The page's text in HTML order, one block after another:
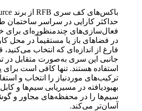
حداکثر کارایی در سراسر ساختمان
فعال‌سازی‌های چندمنظوره‌ای برای
در فضاهای باز یا مستقیماً در محل
فارغ از اندازه‌ای که انتخاب
جانبی این سری به‌صورت متقابل در
استفاده هستند. تنها کافی است برای
ترکیب‌های موردنیاز را انتخاب و
بهبودیافته در مسیریابی سیم‌ها و
سیم‌ها را در محفظه‌های مجاور و
آسان‌تر می‌کند.